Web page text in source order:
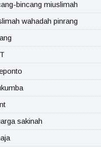
bincang miuslimah
wahadah pinrang
sakinah